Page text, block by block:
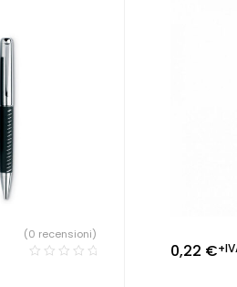
(0 recensioni)
0,22 €